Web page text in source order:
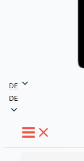
DE
DE